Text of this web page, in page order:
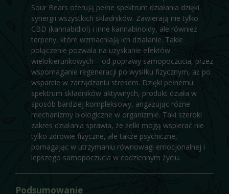
Sour Bears oferują pełne spektrum działania dzięki
synergii wszystkich składników. Zawierają nie tylko
CBD (kannabidiol) i inne kannabinoidy, ale również
terpeny, które wzmacniają ich działanie. Takie
połączenie pozwala na uzyskanie efektów
wielokierunkowych – od poprawy samopoczucia, przez
wspomaganie regeneracji po wysiłku fizycznym, aż po
wsparcie w zarządzaniu stresem. Dzięki pełnemu
spektrum składników aktywnych, produkt działa w
sposób bardziej kompleksowy, angażując różne
mechanizmy biologiczne w organizmie. Taki szeroki
zakres działania sprawia, że żelki mogą wspierać nie
tylko zdrowie fizyczne, ale także psychiczne,
pomagając w utrzymaniu równowagi emocjonalnej i
lepszego samopoczucia w codziennym życiu.
Podsumowanie